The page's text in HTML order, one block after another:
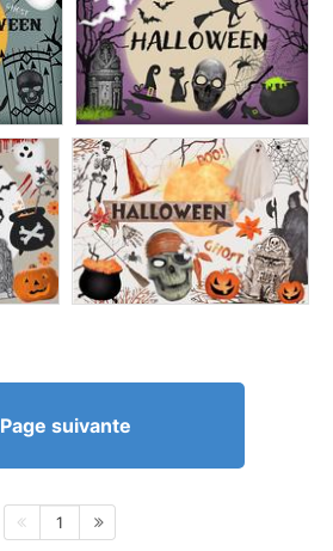
Page suivante
1